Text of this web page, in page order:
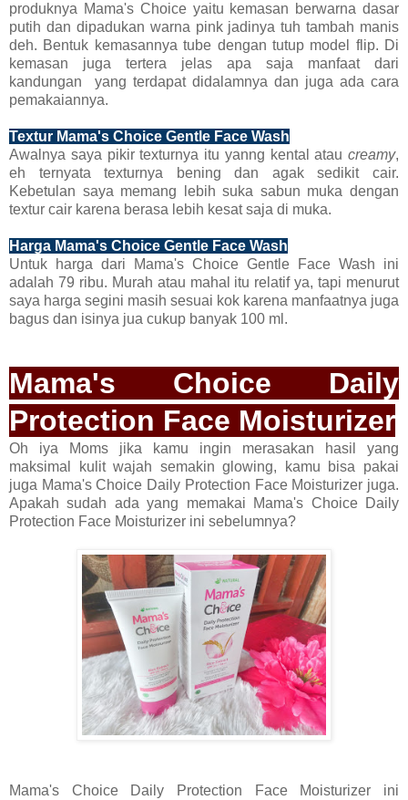
produknya Mama's Choice yaitu kemasan berwarna dasar
putih dan dipadukan warna pink jadinya tuh tambah manis
deh. Bentuk kemasannya tube dengan tutup model flip. Di
kemasan juga tertera jelas apa saja manfaat dari
kandungan yang terdapat didalamnya dan juga ada cara
pemakaiannya.
Textur Mama's Choice Gentle Face Wash
Awalnya saya pikir texturnya itu yanng kental atau creamy,
eh ternyata texturnya bening dan agak sedikit cair.
Kebetulan saya memang lebih suka sabun muka dengan
textur cair karena berasa lebih kesat saja di muka.
Harga Mama's Choice Gentle Face Wash
Untuk harga dari Mama's Choice Gentle Face Wash ini
adalah 79 ribu. Murah atau mahal itu relatif ya, tapi menurut
saya harga segini masih sesuai kok karena manfaatnya juga
bagus dan isinya jua cukup banyak 100 ml.
Mama's Choice Daily
Protection Face Moisturizer
Oh iya Moms jika kamu ingin merasakan hasil yang
maksimal kulit wajah semakin glowing, kamu bisa pakai
juga Mama's Choice Daily Protection Face Moisturizer juga.
Apakah sudah ada yang memakai Mama's Choice Daily
Protection Face Moisturizer ini sebelumnya?
Mama's Choice Daily Protection Face Moisturizer ini